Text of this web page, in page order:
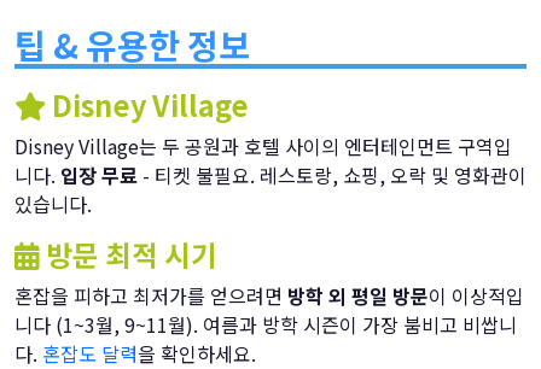
팁 & 유용한 정보
Disney Village
Disney Village는 두 공원과 호텔 사이의 엔터테인먼트 구역입
니다. 입장 무료 - 티켓 불필요. 레스토랑, 쇼핑, 오락 및 영화관이
있습니다.
방문 최적 시기
혼잡을 피하고 최저가를 얻으려면 방학 외 평일 방문이 이상적입
니다 (1~3월, 9~11월). 여름과 방학 시즌이 가장 붐비고 비쌉니
다. 혼잡도 달력을 확인하세요.